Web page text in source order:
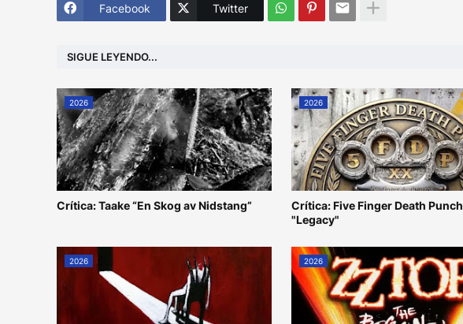
Facebook Twitter
SIGUE LEYENDO...
2026
Crítica: Taake “En Skog av Nidstang”
2026
Crítica: Five Finger Death Punch
"Legacy"
2026 2026